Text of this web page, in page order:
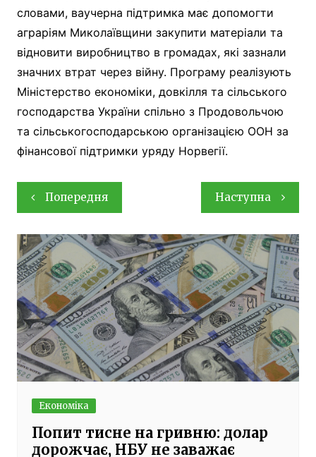
словами, ваучерна підтримка має допомогти
аграріям Миколаївщини закупити матеріали та
відновити виробництво в громадах, які зазнали
значних втрат через війну. Програму реалізують
Міністерство економіки, довкілля та сільського
господарства України спільно з Продовольчою
та сільськогосподарською організацією ООН за
фінансової підтримки уряду Норвегії.
Навігація
записів
Попередня Наступна
Економіка
Попит тисне на гривню: долар
дорожчає, НБУ не заважає